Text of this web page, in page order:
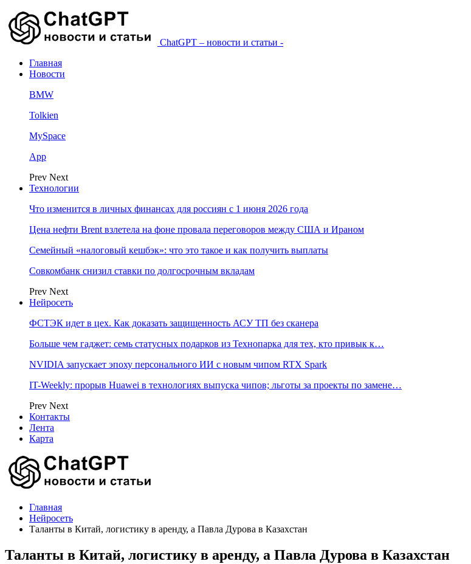
ChatGPT – новости и статьи -
Главная
Новости
BMW
Tolkien
MySpace
App
Prev Next
Технологии
Что изменится в личных финансах для россиян с 1 июня 2026 года
Цена нефти Brent взлетела на фоне провала переговоров между США и Ираном
Семейный «налоговый кешбэк»: что это такое и как получить выплаты
Совкомбанк снизил ставки по долгосрочным вкладам
Prev Next
Нейросеть
ФСТЭК идет в цех. Как доказать защищенность АСУ ТП без сканера
Больше чем гаджет: семь статусных подарков из Технопарка для тех, кто привык к…
NVIDIA запускает эпоху персонального ИИ с новым чипом RTX Spark
IT-Weekly: прорыв Huawei в технологиях выпуска чипов; льготы за проекты по замене…
Prev Next
Контакты
Лента
Карта
Главная
Нейросеть
Таланты в Китай, логистику в аренду, а Павла Дурова в Казахстан
Таланты в Китай, логистику в аренду, а Павла Дурова в Казахстан